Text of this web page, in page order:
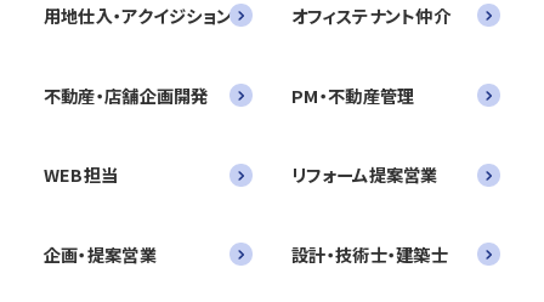
用地仕入・アクイジション オフィステナント仲介
不動産・店舗企画開発 PM・不動産管理
WEB担当 リフォーム提案営業
企画・提案営業 設計・技術士・建築士